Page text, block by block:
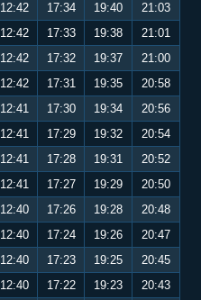
12:42 17:34 19:40
21:03
12:42 17:33 19:38
21:01
12:42 17:32 19:37
21:00
12:42 17:31 19:35
20:58
12:41 17:30 19:34
20:56
12:41 17:29 19:32
20:54
12:41 17:28 19:31
20:52
12:41 17:27 19:29
20:50
12:40 17:26 19:28
20:48
12:40 17:24 19:26
20:47
12:40 17:23 19:25
20:45
12:40 17:22 19:23
20:43